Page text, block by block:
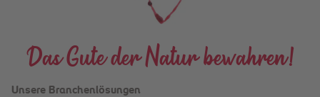
Das Gute der Natur bewahren!
Unsere Branchenlösungen